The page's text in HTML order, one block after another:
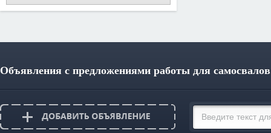
Объявления с предложениями работы для